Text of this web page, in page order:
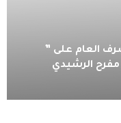
العام على ”
مفرح الرشيدي